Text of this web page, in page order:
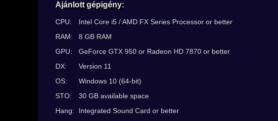
Ajánlott gépigény:
CPU:
Intel Core i5 / AMD FX Series Processor or better
RAM:
8 GB RAM
GPU:
GeForce GTX 950 or Radeon HD 7870 or better
DX:
Version 11
OS:
Windows 10 (64-bit)
STO:
30 GB available space
Hang:
Integrated Sound Card or better